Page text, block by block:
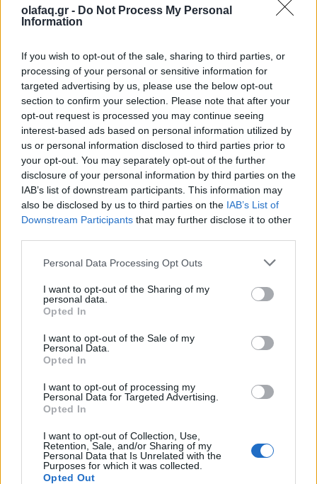
olafaq.gr - Do Not Process My Personal
Information
If you wish to opt-out of the sale, sharing to third parties, or
processing of your personal or sensitive information for
targeted advertising by us, please use the below opt-out
section to confirm your selection. Please note that after your
opt-out request is processed you may continue seeing
interest-based ads based on personal information utilized by
us or personal information disclosed to third parties prior to
your opt-out. You may separately opt-out of the further
disclosure of your personal information by third parties on the
IAB’s list of downstream participants. This information may
also be disclosed by us to third parties on the IAB’s List of
Downstream Participants that may further disclose it to other
Personal Data Processing Opt Outs
I want to opt-out of the Sharing of my
personal data.
Opted In
I want to opt-out of the Sale of my
Personal Data.
Opted In
I want to opt-out of processing my
Personal Data for Targeted Advertising.
Opted In
I want to opt-out of Collection, Use,
Retention, Sale, and/or Sharing of my
Personal Data that Is Unrelated with the
Purposes for which it was collected.
Opted Out
Η τεχνητή νοημοσύνη θα παίξει, τέλος, καθοριστικό
ρόλο στην αυτόνομη οδήγηση, καθώς θα επιλέγει η
ίδια τον τρόπο οδήγησης, χωρίς να δαπανά άδικα
χρόνο. Αν και σήμερα υπάρχει συζήτηση και
επιφυλακτικότητα για την ασφάλεια κίνησης
αυτοκινήτων με συστήματα τεχνητής νοημοσύνης,
σύντομα η χρήση της θα συμβάλλει στην οδήγηση
ώστε αυτή να γίνει ασφαλής, με τα τροχαία
ατυχήματα να μειώνονται σημαντικά.
Πηγή: ΑΠΕ
Ακολουθήστε το OLAFAQ
Newsroom